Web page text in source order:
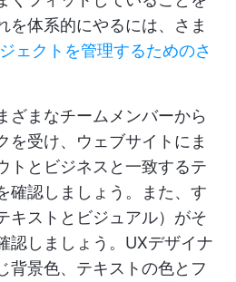
を体系的にやるには、さま
ェクトを管理するためのさ
ざまなチームメンバーから
を受け、ウェブサイトにま
トとビジネスと一致するテ
確認しましょう。また、す
キストとビジュアル）がそ
認しましょう。UXデザイナ
背景色、テキストの色とフ